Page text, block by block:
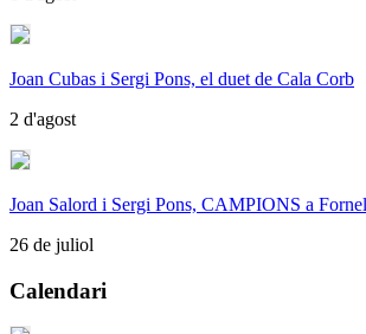
Joan Cubas i Sergi Pons, el duet de Cala Corb
2 d'agost
Joan Salord i Sergi Pons, CAMPIONS a
26 de juliol
Calendari